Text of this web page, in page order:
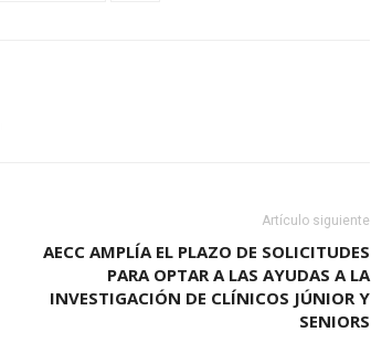
Artículo siguiente
AECC AMPLÍA EL PLAZO DE SOLICITUDES
PARA OPTAR A LAS AYUDAS A LA
INVESTIGACIÓN DE CLÍNICOS JÚNIOR Y
SENIORS